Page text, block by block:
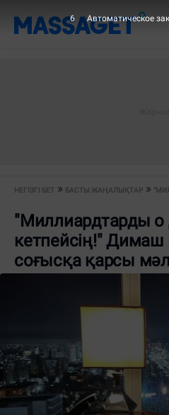
НЕГІЗГІ БЕТ БАСТЫ ЖАҢАЛЫҚТАР
"Миллиардтарды о
кетпейсің!" Димаш
соғысқа қарсы
6 Автоматическое